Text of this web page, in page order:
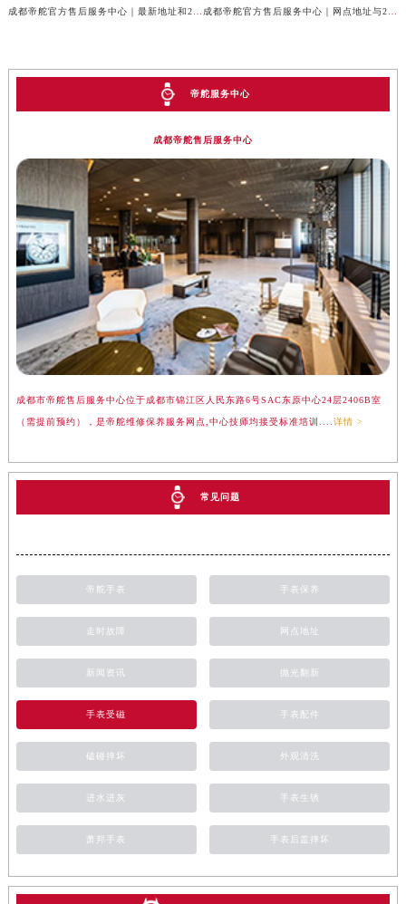
帝舵服务中心
成都帝舵售后服务中心
成都市帝舵售后服务中心位于成都市锦江区人民东路6号SAC东原中心24层2406B室
（需提前预约），是帝舵维修保养服务网点,中心技师均接受标准培训.... 详情 >
常见问题
帝舵手表 手表保养
走时故障 网点地址
新闻资讯 抛光翻新
手表受磁 手表配件
磕碰摔坏 外观清洗
进水进灰 手表生锈
萧邦手表 手表后盖摔坏